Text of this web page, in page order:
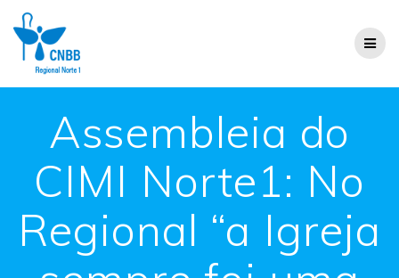
Assembleia do
CIMI Norte1: No
Regional “a Igreja